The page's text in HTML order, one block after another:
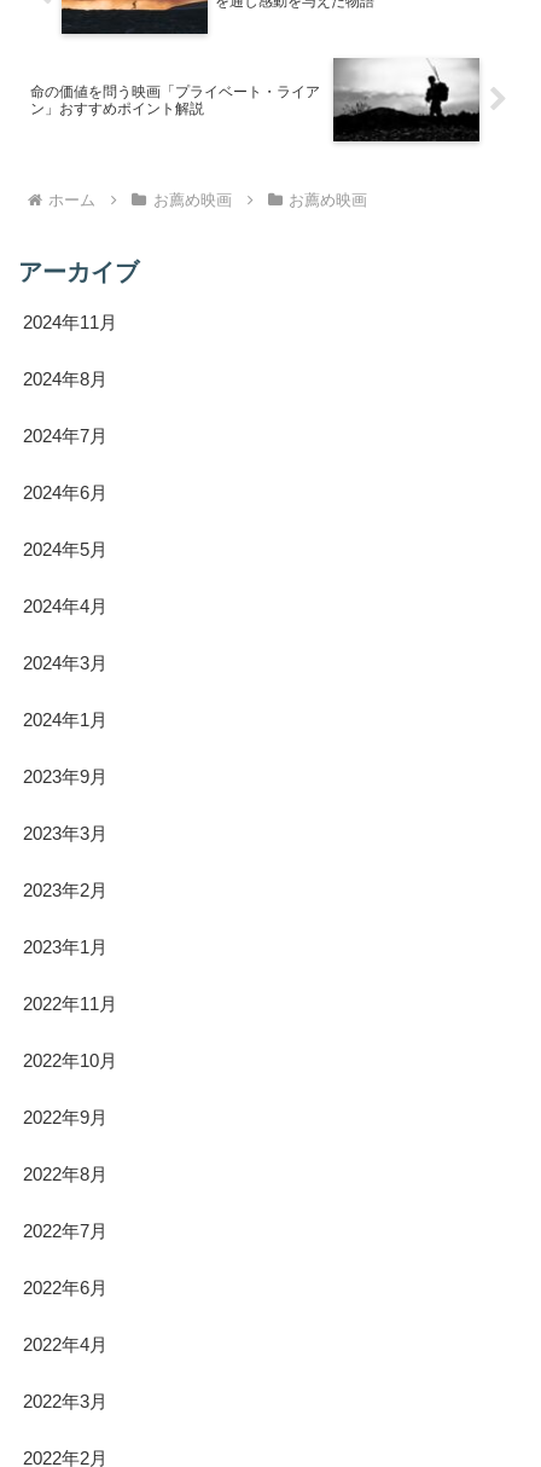
命の価値を問う映画「プライベート・ライア
ン」おすすめポイント解説
ホーム お薦め映画 お薦め映画
アーカイブ
2024年11月
2024年8月
2024年7月
2024年6月
2024年5月
2024年4月
2024年3月
2024年1月
2023年9月
2023年3月
2023年2月
2023年1月
2022年11月
2022年10月
2022年9月
2022年8月
2022年7月
2022年6月
2022年4月
2022年3月
2022年2月